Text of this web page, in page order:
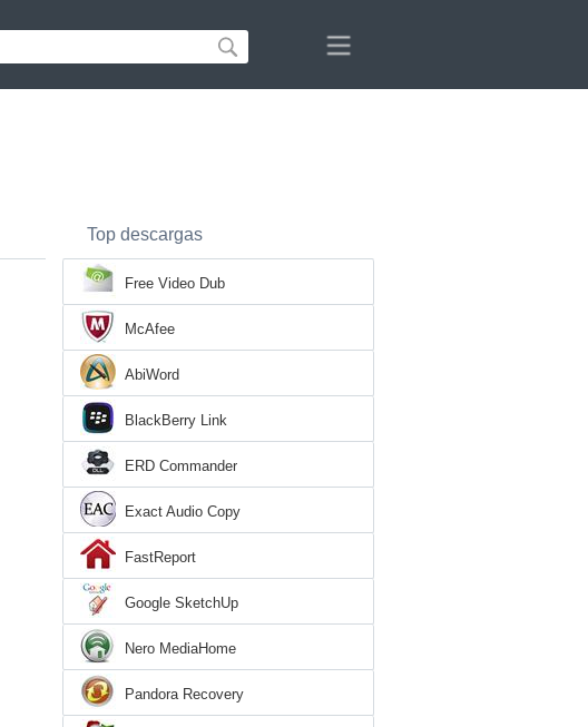
Top descargas
Free Video Dub
McAfee
AbiWord
BlackBerry Link
ERD Commander
Exact Audio Copy
FastReport
Google SketchUp
Nero MediaHome
Pandora Recovery